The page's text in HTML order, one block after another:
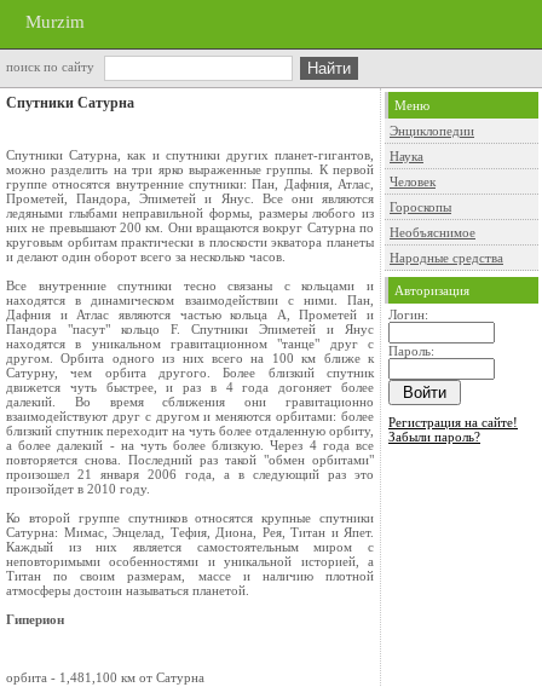
Murzim
поиск по сайту
Спутники Сатурна
Спутники Сатурна, как и спутники других планет-гигантов,
можно разделить на три ярко выраженные группы. К первой
группе относятся внутренние спутники: Пан, Дафния, Атлас,
Прометей, Пандора, Эпиметей и Янус. Все они являются
ледяными глыбами неправильной формы, размеры любого из
них не превышают 200 км. Они вращаются вокруг Сатурна по
круговым орбитам практически в плоскости экватора планеты
и делают один оборот всего за несколько часов.
Все внутренние спутники тесно связаны с кольцами и
находятся в динамическом взаимодействии с ними. Пан,
Дафния и Атлас являются частью кольца А, Прометей и
Пандора "пасут" кольцо F. Спутники Эпиметей и Янус
находятся в уникальном гравитационном "танце" друг с
другом. Орбита одного из них всего на 100 км ближе к
Сатурну, чем орбита другого. Более близкий спутник
движется чуть быстрее, и раз в 4 года догоняет более
далекий. Во время сближения они гравитационно
взаимодействуют друг с другом и меняются орбитами: более
близкий спутник переходит на чуть более отдаленную орбиту,
а более далекий - на чуть более близкую. Через 4 года все
повторяется снова. Последний раз такой "обмен орбитами"
произошел 21 января 2006 года, а в следующий раз это
произойдет в 2010 году.
Ко второй группе спутников относятся крупные спутники
Сатурна: Мимас, Энцелад, Тефия, Диона, Рея, Титан и Япет.
Каждый из них является самостоятельным миром с
неповторимыми особенностями и уникальной историей, а
Титан по своим размерам, массе и наличию плотной
атмосферы достоин называться планетой.
Гиперион
орбита - 1,481,100 км от Сатурна
Меню
Энциклопедии
Наука
Человек
Гороскопы
Необъяснимое
Народные средства
Авторизация
Логин:
Пароль:
Регистрация на сайте!
Забыли пароль?